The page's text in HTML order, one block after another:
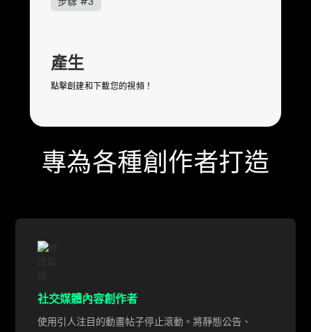
產生
點擊創建和下載您的視頻！
專為各種創作者打造
社交媒體內容創作者
使用引人注目的動畫帖子停止滾動。將靜態公告、